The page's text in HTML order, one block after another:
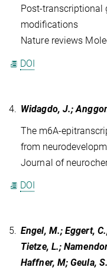
Post-transcriptional
modifications
Nature reviews
DOI
4. Widagdo, J.;
The
from
Journal of
DOI
5. Engel, M.; Eggert,
Tietze, L.;
Haffner, M; Geula, S.